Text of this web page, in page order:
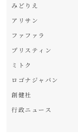
みどりえ
アリサン
ファファラ
プリスティン
ミトク
ロゴナジャパン
創健社
行政ニュース